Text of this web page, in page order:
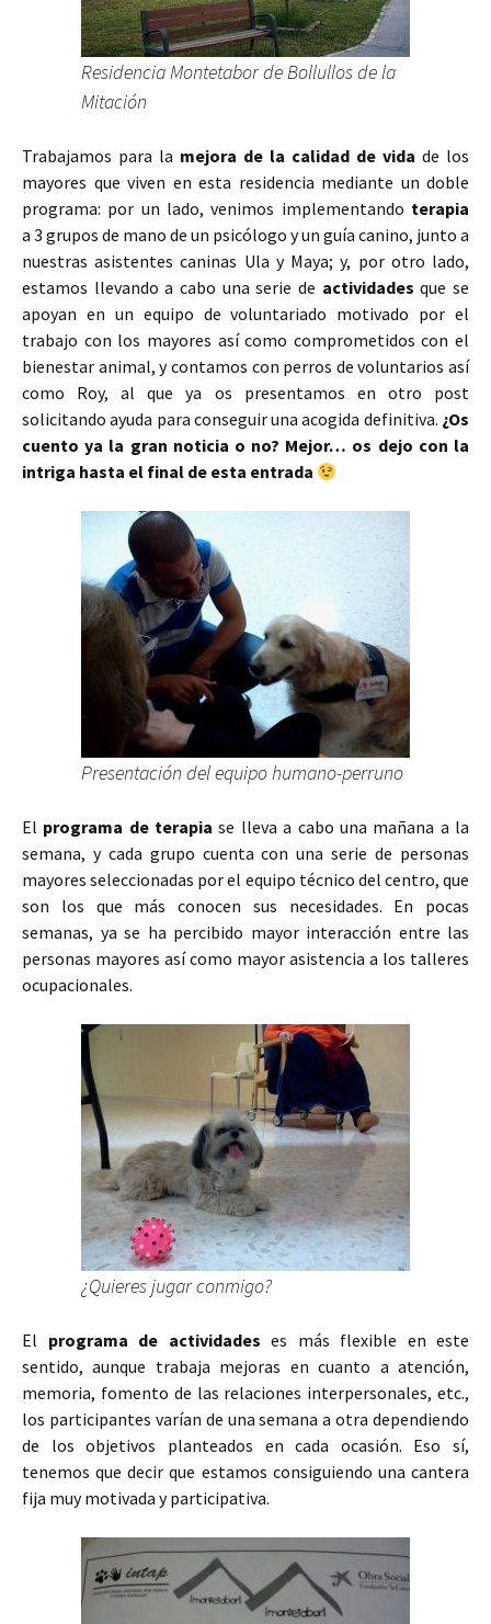
Residencia Montetabor de Bollullos de la
Mitación
Trabajamos para la mejora de la calidad de vida de los
mayores que viven en esta residencia mediante un doble
programa: por un lado, venimos implementando terapia
a 3 grupos de mano de un psicólogo y un guía canino, junto a
nuestras asistentes caninas Ula y Maya; y, por otro lado,
estamos llevando a cabo una serie de actividades que se
apoyan en un equipo de voluntariado motivado por el
trabajo con los mayores así como comprometidos con el
bienestar animal, y contamos con perros de voluntarios así
como Roy, al que ya os presentamos en otro post
solicitando ayuda para conseguir una acogida definitiva. ¿Os
cuento ya la gran noticia o no? Mejor… os dejo con la
intriga hasta el final de esta entrada
Presentación del equipo humano-perruno
El programa de terapia se lleva a cabo una mañana a la
semana, y cada grupo cuenta con una serie de personas
mayores seleccionadas por el equipo técnico del centro, que
son los que más conocen sus necesidades. En pocas
semanas, ya se ha percibido mayor interacción entre las
personas mayores así como mayor asistencia a los talleres
ocupacionales.
¿Quieres jugar conmigo?
El programa de actividades es más flexible en este
sentido, aunque trabaja mejoras en cuanto a atención,
memoria, fomento de las relaciones interpersonales, etc.,
los participantes varían de una semana a otra dependiendo
de los objetivos planteados en cada ocasión. Eso sí,
tenemos que decir que estamos consiguiendo una cantera
fija muy motivada y participativa.